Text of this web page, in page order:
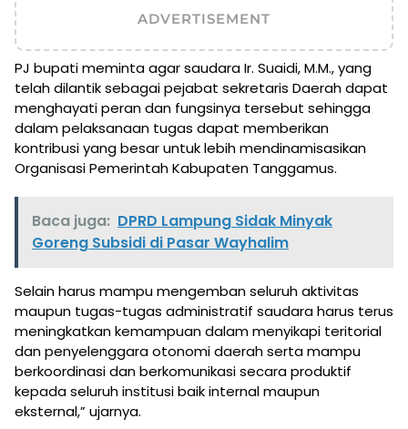
ADVERTISEMENT
PJ bupati meminta agar saudara Ir. Suaidi, M.M., yang
telah dilantik sebagai pejabat sekretaris Daerah dapat
menghayati peran dan fungsinya tersebut sehingga
dalam pelaksanaan tugas dapat memberikan
kontribusi yang besar untuk lebih mendinamisasikan
Organisasi Pemerintah Kabupaten Tanggamus.
Baca juga: DPRD Lampung Sidak Minyak
Goreng Subsidi di Pasar Wayhalim
Selain harus mampu mengemban seluruh aktivitas
maupun tugas-tugas administratif saudara harus terus
meningkatkan kemampuan dalam menyikapi teritorial
dan penyelenggara otonomi daerah serta mampu
berkoordinasi dan berkomunikasi secara produktif
kepada seluruh institusi baik internal maupun
eksternal,” ujarnya.